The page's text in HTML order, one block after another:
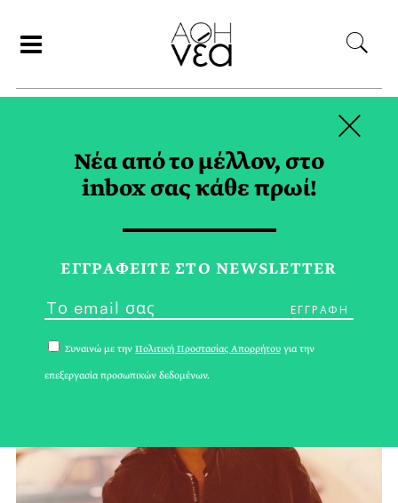
«Σ’ΕΥΧΑΡΙΣΤΩ
ΛΟΥΚΙΑΝΕ» TAG
Νέα από το μέλλον, στο
inbox σας κάθε πρωί!
ΕΓΓPΑΦΕΙΤΕ ΣΤΟ NEWSLETTER
Συναινώ με την Πολιτική Προστασίας Απορρήτου για την
επεξεργασία προσωπικών δεδομένων.
×